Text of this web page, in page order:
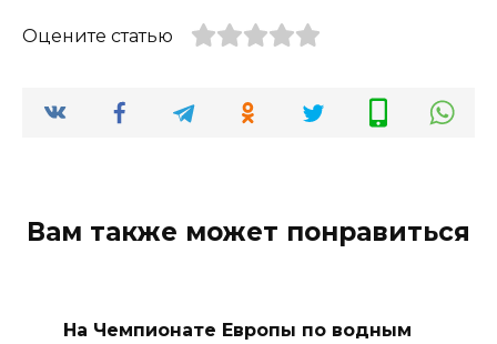
Оцените статью
Вам также может понравиться
На Чемпионате Европы по водным